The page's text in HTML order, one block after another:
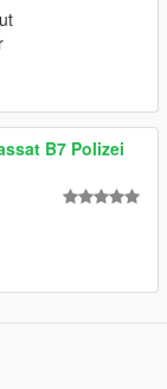
B7 Polizei